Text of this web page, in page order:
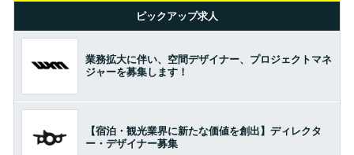
ピックアップ求人
業務拡大に伴い、空間デザイナー、プロジェクトマネ
ジャーを募集します！
【宿泊・観光業界に新たな価値を創出】ディレクタ
ー・デザイナー募集